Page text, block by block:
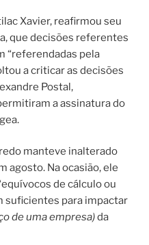
Xavier, reafirmou seu
que decisões referentes
“referendadas pela
a criticar as decisões
Postal,
a assinatura do
manteve inalterado
agosto. Na ocasião, ele
de cálculo ou
suficientes para impactar
de uma empresa)da